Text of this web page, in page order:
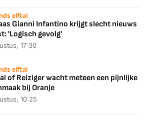
elftal
Gianni Infantino krijgt slecht nieuws
'Logisch gevolg'
17:30
elftal
of Reiziger wacht meteen een pijnlijke
bij Oranje
10:25